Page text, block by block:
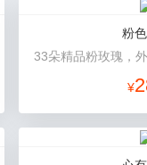
粉
33朵精品粉玫瑰，
¥